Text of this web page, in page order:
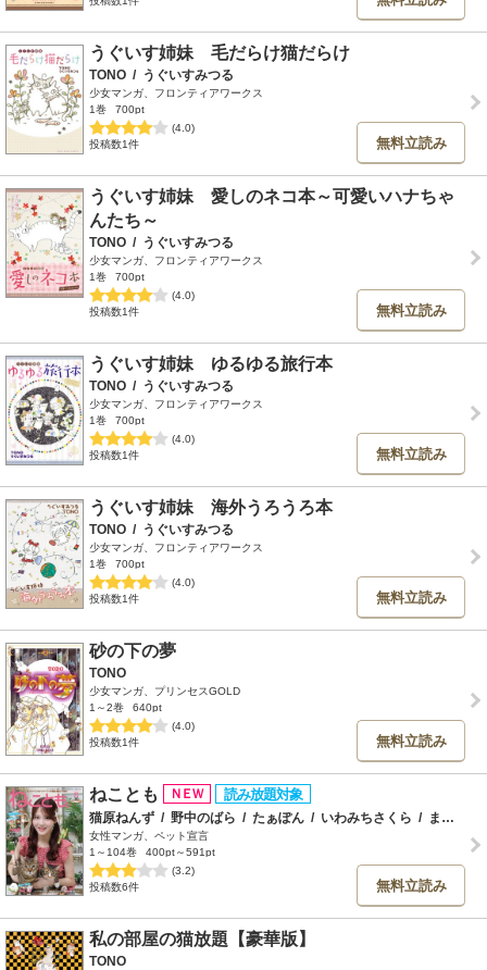
うぐいす姉妹 毛だらけ猫だらけ
TONO / うぐいすみつる
少女マンガ、フロンティアワークス
1巻
700pt
(4.0)
投稿数1件
無料立読み
うぐいす姉妹 愛しのネコ本～可愛いハナちゃ
んたち～
TONO / うぐいすみつる
少女マンガ、フロンティアワークス
1巻
700pt
(4.0)
投稿数1件
無料立読み
うぐいす姉妹 ゆるゆる旅行本
TONO / うぐいすみつる
少女マンガ、フロンティアワークス
1巻
700pt
(4.0)
投稿数1件
無料立読み
うぐいす姉妹 海外うろうろ本
TONO / うぐいすみつる
少女マンガ、フロンティアワークス
1巻
700pt
(4.0)
投稿数1件
無料立読み
砂の下の夢
TONO
少女マンガ、プリンセスGOLD
1～2巻
640pt
(4.0)
投稿数1件
無料立読み
ねことも
猫原ねんず / 野中のばら / たぁぽん / いわみちさくら / まつうらゆうこ
女性マンガ、ペット宣言
1～104巻
400pt～591pt
(3.2)
投稿数6件
無料立読み
私の部屋の猫放題【豪華版】
TONO